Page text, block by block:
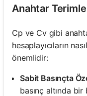
Anahtar
Cp ve Cv gibi
hesaplayıcıların
önemlidir:
Sabit Basınçta
basınç altında bir